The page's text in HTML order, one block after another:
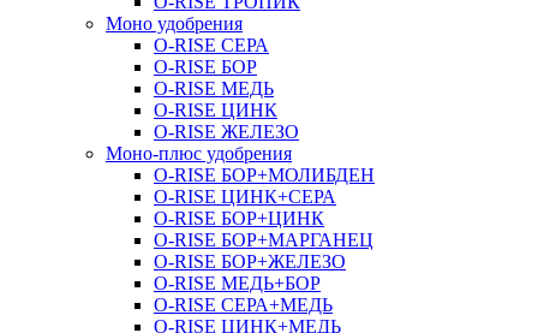
Моно удобрения
O-RISE СЕРА
O-RISE БОР
O-RISE МЕДЬ
O-RISE ЦИНК
O-RISE ЖЕЛЕЗО
Моно-плюс удобрения
O-RISE БОР+МОЛИБДЕН
O-RISE ЦИНК+СЕРА
O-RISE БОР+ЦИНК
O-RISE БОР+МАРГАНЕЦ
O-RISE БОР+ЖЕЛЕЗО
O-RISE МЕДЬ+БОР
O-RISE СЕРА+МЕДЬ
O-RISE ЦИНК+МЕДЬ